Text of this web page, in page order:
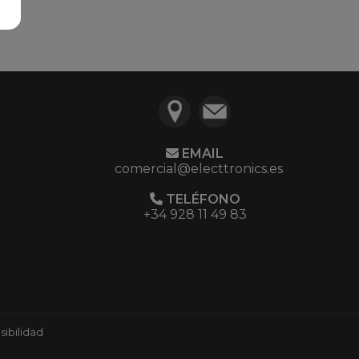
EMAIL
comercial@electtronics.es
TELÉFONO
+34 928 11 49 83